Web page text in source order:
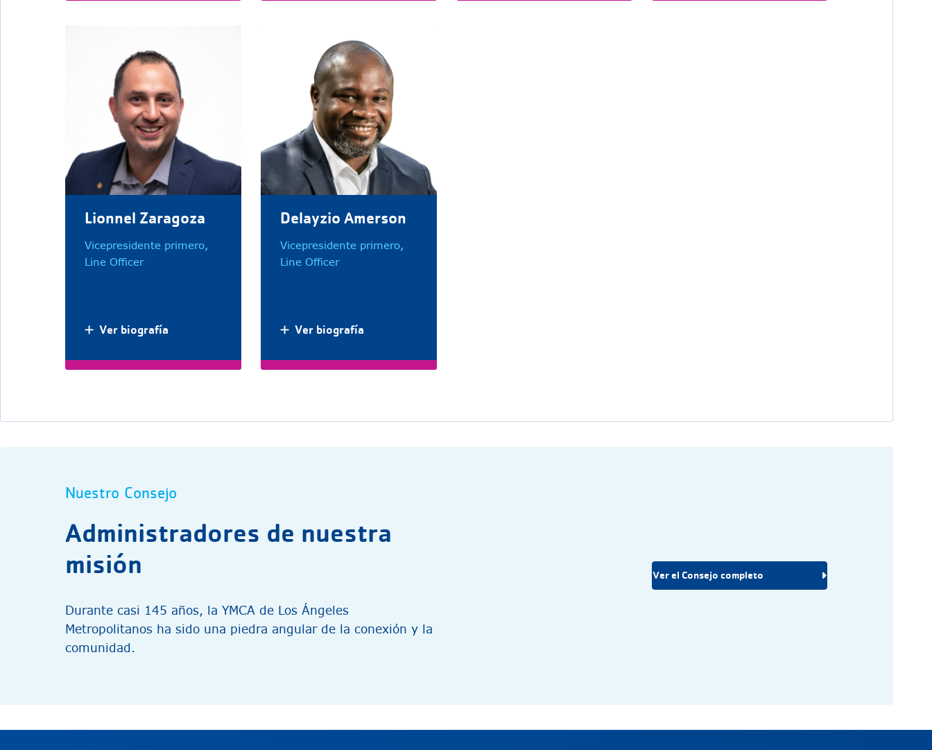
Lionnel Zaragoza
Vicepresidente primero,
Line Officer
Ver biografía
Delayzio Amerson
Vicepresidente primero,
Line Officer
Ver biografía
Nuestro Consejo
Administradores de nuestra
misión
Durante casi 145 años, la YMCA de Los Ángeles
Metropolitanos ha sido una piedra angular de la conexión y la
comunidad.
Ver el Consejo completo